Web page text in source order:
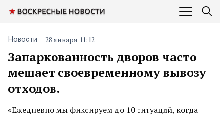
Запаркованность дворов часто
мешает своевременному вывозу
отходов.
Новости 28 января 11:12
«Ежедневно мы фиксируем до 10 ситуаций, когда